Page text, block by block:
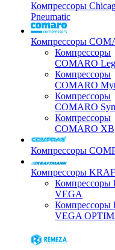
Компрессоры
Pneumatic
Компрессоры
Компрессоры
COMARO
Компрессоры
COMARO
Компрессоры
COMARO
Компрессоры
COMARO XB
Компрессоры
Компрессоры
Компрессоры
VEGA
Компрессоры
VEGA